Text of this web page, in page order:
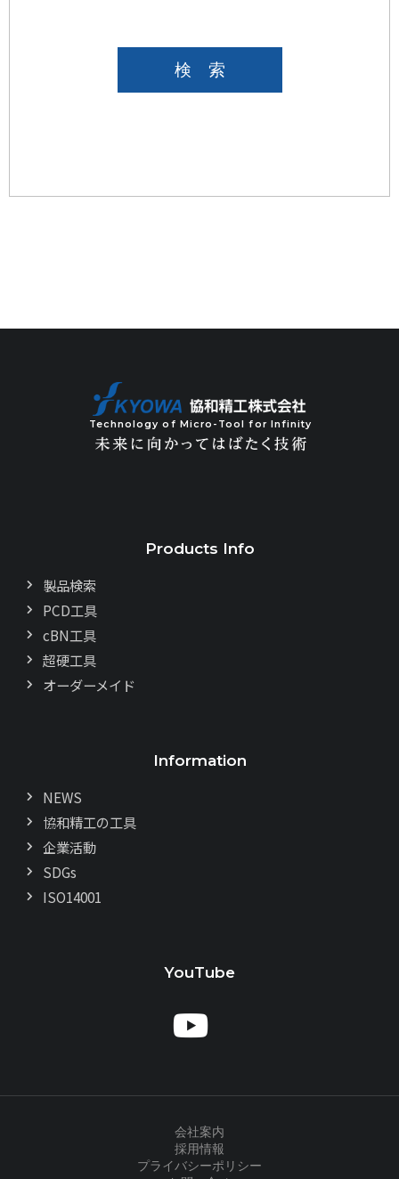
Technology of Micro-Tool for Infinity
Products Info
製品検索
PCD工具
cBN工具
超硬工具
オーダーメイド
Information
NEWS
協和精工の工具
企業活動
SDGs
ISO14001
YouTube
会社案内
採用情報
プライバシーポリシー